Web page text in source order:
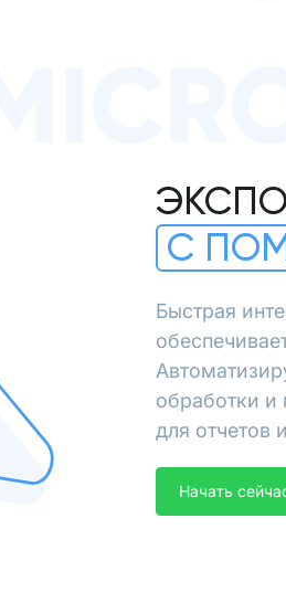
С
Быстрая
обработки и
для отчетов
Начать